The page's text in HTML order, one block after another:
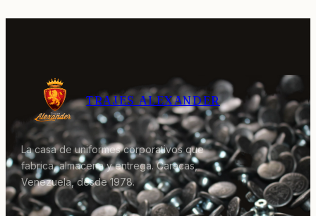
TRAJES ALEXANDER
La casa de uniformes corporativos que
fabrica, almacena y entrega. Caracas,
Venezuela, desde 1978.